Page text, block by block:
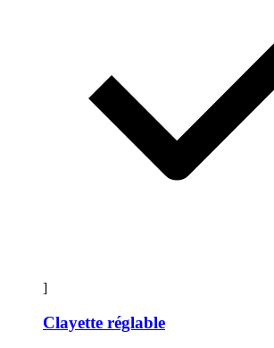
]
Clayette réglable